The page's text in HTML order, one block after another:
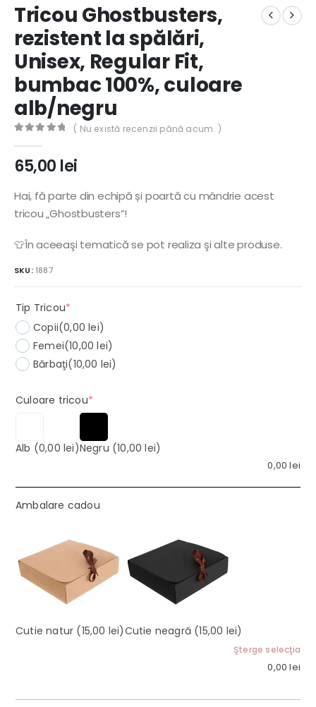
Tricou Ghostbusters,
rezistent la spălări,
Unisex, Regular Fit,
bumbac 100%, culoare
alb/negru
( Nu există recenzii până acum. )
65,00 lei
Hai, fă parte din echipă și poartă cu mândrie acest
tricou „Ghostbusters”!
👕În aceeaşi tematică se pot realiza şi alte produse.
SKU: 1887
Tip Tricou*
Copii(0,00 lei)
Femei(10,00 lei)
Bărbaţi(10,00 lei)
Culoare tricou*(required)
Alb (0,00 lei)Negru (10,00 lei)
0,00lei
Ambalare cadou
Cutie natur (15,00 lei)Cutie neagră (15,00 lei)
Şterge selecţia
0,00lei